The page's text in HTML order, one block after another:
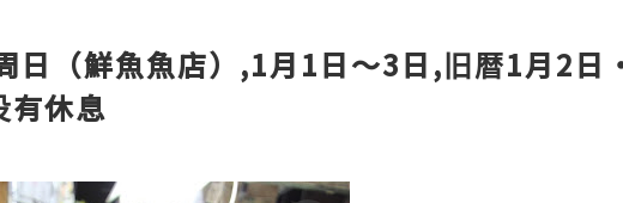
日（鮮魚魚店）,1月1日～3日,旧暦1月2日
有休息